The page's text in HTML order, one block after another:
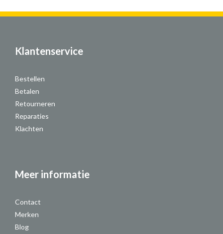
Klantenservice
Bestellen
Betalen
Retourneren
Reparaties
Klachten
Meer informatie
Contact
Merken
Blog